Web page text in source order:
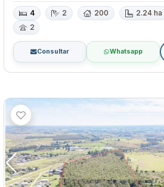
4 2 200
2.24 ha
2
Consultar Whatsapp